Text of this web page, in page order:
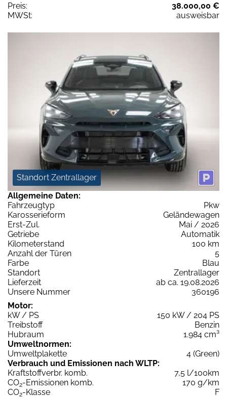
Preis:
38.000,00 €
MWSt:
ausweisbar
Standort Zentrallager
Allgemeine Daten:
Fahrzeugtyp
Pkw
Karosserieform
Geländewagen
Erst-Zul.
Mai / 2026
Getriebe
Automatik
Kilometerstand
100 km
Anzahl der Türen
5
Farbe
Blau
Standort
Zentrallager
Lieferzeit
ab ca. 19.08.2026
Unsere Nummer
360196
Motor:
kW / PS
150 kW / 204 PS
Treibstoff
Benzin
Hubraum
1.984 cm³
Umweltnormen:
Umweltplakette
4 (Green)
Verbrauch und Emissionen nach WLTP:
Kraftstoffverbr. komb.
7,5 l/100km
CO2-Emissionen komb.
170 g/km
CO2-Klasse
F